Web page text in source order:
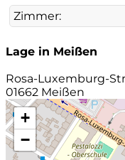
Zimmer:
Lage in Meißen
Rosa-Luxemburg-
01662 Meißen
+
−